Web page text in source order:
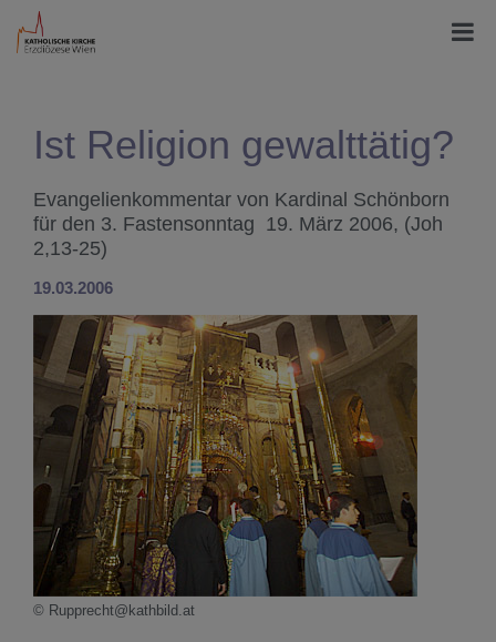
Ist Religion gewalttätig?
Evangelienkommentar von Kardinal Schönborn
für den 3. Fastensonntag 19. März 2006, (Joh
2,13-25)
19.03.2006
© Rupprecht@kathbild.at